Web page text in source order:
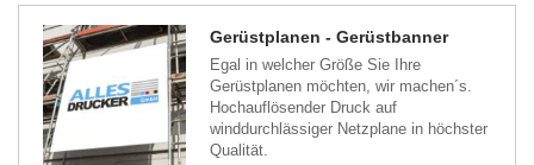
Gerüstplanen - Gerüstbanner
Egal in welcher Größe Sie Ihre
Gerüstplanen möchten, wir machen´s.
Hochauflösender Druck auf
winddurchlässiger Netzplane in höchster
Qualität.